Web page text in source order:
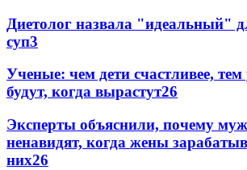
Диетолог назвала "идеальный"
суп3
Ученые: чем дети счастливее,
будут, когда вырастут26
Эксперты объяснили, почему
ненавидят, когда жены
них26